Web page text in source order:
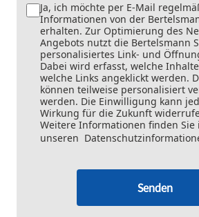
Ja, ich möchte per E-Mail
Informationen von der
erhalten. Zur Optimierung des
Angebots nutzt die Bertelsmann
personalisiertes Link- und
Dabei wird erfasst, welche
welche Links angeklickt werden.
können teilweise personalisiert
werden. Die Einwilligung kann
Wirkung für die Zukunft
Weitere Informationen finden Sie
unseren
Senden